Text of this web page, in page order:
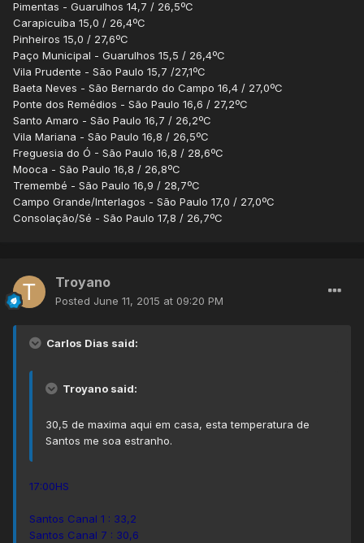
Pimentas - Guarulhos 14,7 / 26,5ºC
Carapicuíba 15,0 / 26,4ºC
Pinheiros 15,0 / 27,6ºC
Paço Municipal - Guarulhos 15,5 / 26,4ºC
Vila Prudente - São Paulo 15,7 /27,1ºC
Baeta Neves - São Bernardo do Campo 16,4 / 27,0ºC
Ponte dos Remédios - São Paulo 16,6 / 27,2ºC
Santo Amaro - São Paulo 16,7 / 26,2ºC
Vila Mariana - São Paulo 16,8 / 26,5ºC
Freguesia do Ó - São Paulo 16,8 / 28,6ºC
Mooca - São Paulo 16,8 / 26,8ºC
Tremembé - São Paulo 16,9 / 28,7ºC
Campo Grande/Interlagos - São Paulo 17,0 / 27,0ºC
Consolação/Sé - São Paulo 17,8 / 26,7ºC
Troyano
Posted June 11, 2015 at 09:20 PM
Carlos Dias said:
Troyano said:
30,5 de maxima aqui em casa, esta temperatura de
Santos me soa estranho.
17:00HS
Santos Canal 1 : 33,2
Santos Canal 7 : 30,6